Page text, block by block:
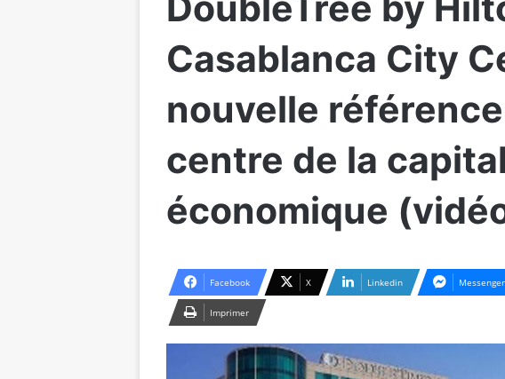
Casablanca City
nouvelle
centre de la
économique
Facebook X Linkedin Messenger
Imprimer